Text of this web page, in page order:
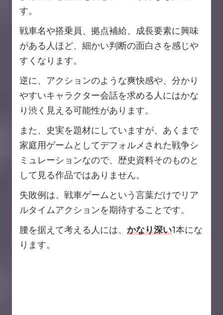
す。
戦車名や搭乗員、拠点補給、成長要素に興味
がある人ほど、細かい判断の面白さを感じや
すくなります。
逆に、アクションのような爽快感や、分かり
やすいキャラクター会話を求める人にはかな
り渋く見える可能性があります。
また、史実を題材にしていますが、あくまで
家庭用ゲームとしてデフォルメされた戦争シ
ミュレーションなので、歴史資料そのものと
して見る作品ではありません。
失敗例は、戦車ゲームという言葉だけでリア
ルタイムアクションを期待することです。
腰を据えて考える人には、 かなり深い1本にな
ります。